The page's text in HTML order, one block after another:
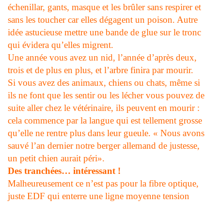
échenillar, gants, masque et les brûler sans respirer et
sans les toucher car elles dégagent un poison. Autre
idée astucieuse mettre une bande de glue sur le tronc
qui évidera qu’elles migrent.
Une année vous avez un nid, l’année d’après deux,
trois et de plus en plus, et l’arbre finira par mourir.
Si vous avez des animaux, chiens ou chats, même si
ils ne font que les sentir ou les lécher vous pouvez de
suite aller chez le vétérinaire, ils peuvent en mourir :
cela commence par la langue qui est tellement grosse
qu’elle ne rentre plus dans leur gueule. « Nous avons
sauvé l’an dernier notre berger allemand de justesse,
un petit chien aurait péri».
Des tranchées… intéressant !
Malheureusement ce n’est pas pour la fibre optique,
juste EDF qui enterre une ligne moyenne tension